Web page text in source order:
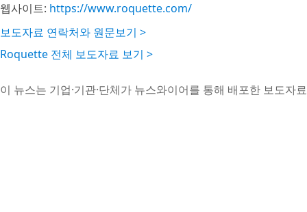
웹사이트: https://www.roquette.com/
보도자료 연락처와 원문보기 >
Roquette 전체 보도자료 보기 >
이 뉴스는 기업·기관·단체가 뉴스와이어를 통해 배포한 보도자